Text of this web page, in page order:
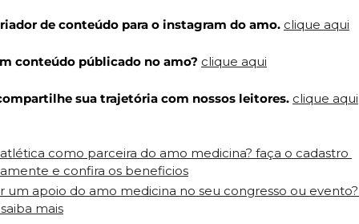
de conteúdo para o instagram do amo. clique aqui
conteúdo públicado no amo? clique aqui
sua trajetória com nossos leitores. clique aqui
como parceira do amo medicina? faça o cadastro
e confira os beneficios
um apoio do amo medicina no seu congresso ou
mais